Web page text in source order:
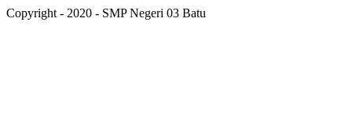
Copyright - 2020 - SMP Negeri 03 Batu